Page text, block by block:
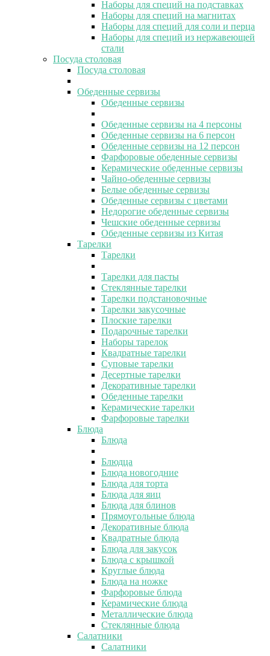
Наборы для специй на подставках
Наборы для специй на магнитах
Наборы для специй для соли и перца
Наборы для специй из нержавеющей
стали
Посуда столовая
Посуда столовая
Обеденные сервизы
Обеденные сервизы
Обеденные сервизы на 4 персоны
Обеденные сервизы на 6 персон
Обеденные сервизы на 12 персон
Фарфоровые обеденные сервизы
Керамические обеденные сервизы
Чайно-обеденные сервизы
Белые обеденные сервизы
Обеденные сервизы с цветами
Недорогие обеденные сервизы
Чешские обеденные сервизы
Обеденные сервизы из Китая
Тарелки
Тарелки
Тарелки для пасты
Стеклянные тарелки
Тарелки подстановочные
Тарелки закусочные
Плоские тарелки
Подарочные тарелки
Наборы тарелок
Квадратные тарелки
Суповые тарелки
Десертные тарелки
Декоративные тарелки
Обеденные тарелки
Керамические тарелки
Фарфоровые тарелки
Блюда
Блюда
Блюдца
Блюда новогодние
Блюда для торта
Блюда для яиц
Блюда для блинов
Прямоугольные блюда
Декоративные блюда
Квадратные блюда
Блюда для закусок
Блюда с крышкой
Круглые блюда
Блюда на ножке
Фарфоровые блюда
Керамические блюда
Металлические блюда
Стеклянные блюда
Салатники
Салатники